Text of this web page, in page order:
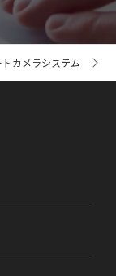
トカメラシステム